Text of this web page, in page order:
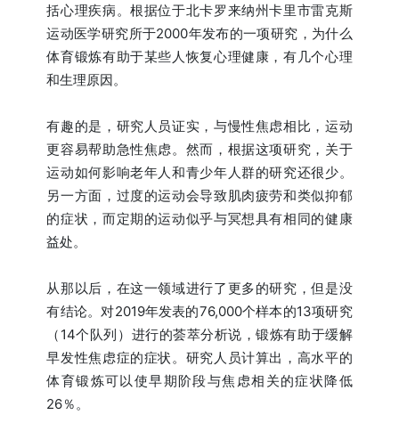
括心理疾病。根据位于北卡罗来纳州卡里市雷克斯
运动医学研究所于2000年发布的一项研究，为什么
体育锻炼有助于某些人恢复心理健康，有几个心理
和生理原因。
有趣的是，研究人员证实，与慢性焦虑相比，运动
更容易帮助急性焦虑。然而，根据这项研究，关于
运动如何影响老年人和青少年人群的研究还很少。
另一方面，过度的运动会导致肌肉疲劳和类似抑郁
的症状，而定期的运动似乎与冥想具有相同的健康
益处。
从那以后，在这一领域进行了更多的研究，但是没
有结论。对2019年发表的76,000个样本的13项研究
（14个队列）进行的荟萃分析说，锻炼有助于缓解
早发性焦虑症的症状。研究人员计算出，高水平的
体育锻炼可以使早期阶段与焦虑相关的症状降低
26％。